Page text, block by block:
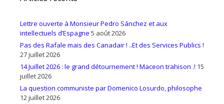
Lettre ouverte à Monsieur Pedro Sánchez et aux
intellectuels d’Espagne 5 août 2026
Pas des Rafale mais des Canadair ! ..Et des Services Publics !
27 juillet 2026
14 Juillet 2026 : le grand détournement ! Maceon trahison .! 15
juillet 2026
La question communiste par Domenico Losurdo, philosophe
12 juillet 2026